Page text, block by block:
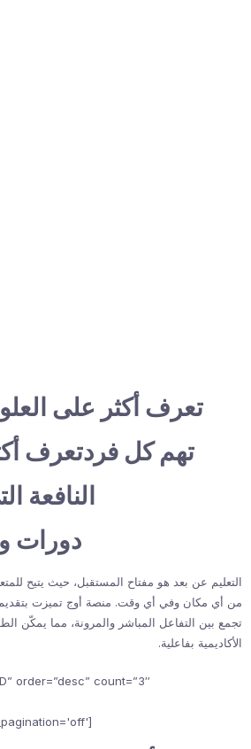
تعرف أكثر على
تهم كل فردتعرف
النافعة
دورات
التعليم عن بعد هو مفتاح المستقبل، حيث يتيح
من أي مكان وفي أي وقت. منصة أوج تميزت بتقديم
تجمع بين التفاعل المباشر والمرونة، مما يمكّن
الأكاديمية بفاعلية.
order=”desc” count=”3″